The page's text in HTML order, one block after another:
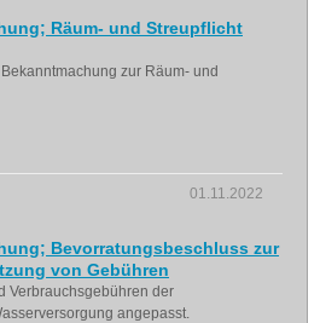
Räum- und Streupflicht
zur Räum- und
01.11.2022
Bevorratungsbeschluss zur
von Gebühren
Verbrauchsgebühren der
angepasst.